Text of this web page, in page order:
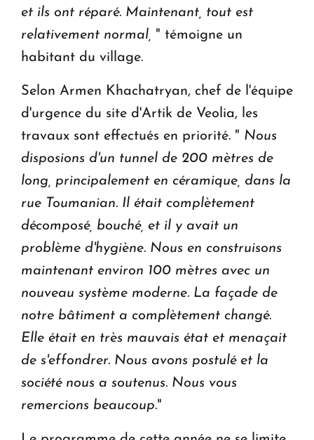
et ils ont réparé. Maintenant, tout est
relativement normal, " témoigne un
habitant du village.
Selon Armen Khachatryan, chef de l'équipe
d'urgence du site d'Artik de Veolia, les
travaux sont effectués en priorité. " Nous
disposions d'un tunnel de 200 mètres de
long, principalement en céramique, dans la
rue Toumanian. Il était complètement
décomposé, bouché, et il y avait un
problème d'hygiène. Nous en construisons
maintenant environ 100 mètres avec un
nouveau système moderne. La façade de
notre bâtiment a complètement changé.
Elle était en très mauvais état et menaçait
de s'effondrer. Nous avons postulé et la
société nous a soutenus. Nous vous
remercions beaucoup."